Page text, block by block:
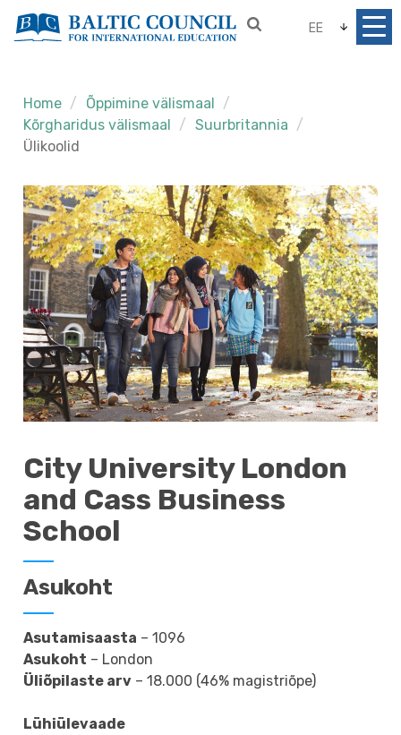
EE
Home
Õppimine välismaal
Kõrgharidus välismaal
Suurbritannia
Ülikoolid
City University London
and Cass Business
School
Asukoht
Asutamisaasta – 1096
Asukoht – London
Üliõpilaste arv – 18.000 (46% magistriõpe)
Lühiülevaade